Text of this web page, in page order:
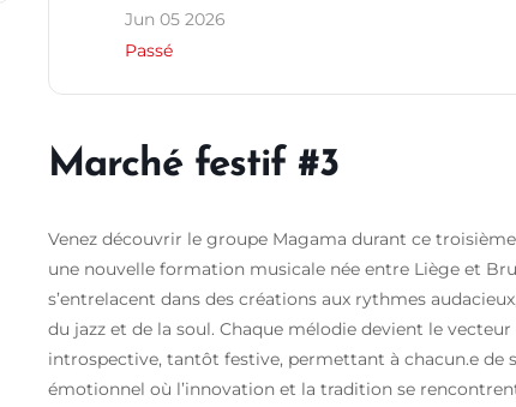
Jun 05 2026
Passé
Marché festif #3
Venez découvrir le groupe Magama durant ce
une nouvelle formation musicale née entre Liège et
s’entrelacent dans des créations aux rythmes
du jazz et de la soul. Chaque mélodie devient le
introspective, tantôt festive, permettant à chacun.e de
émotionnel où l’innovation et la tradition se